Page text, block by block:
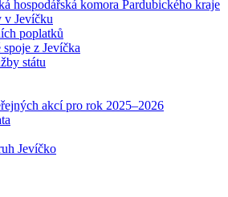
hospodářská komora Pardubického kraje
v Jevíčku
poplatků
z Jevíčka
státu
akcí pro rok 2025–2026
Jevíčko